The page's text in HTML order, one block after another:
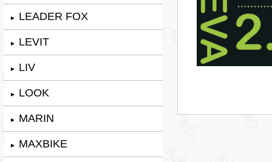
► LEADER FOX
► LEVIT
► LIV
► LOOK
► MARIN
► MAXBIKE